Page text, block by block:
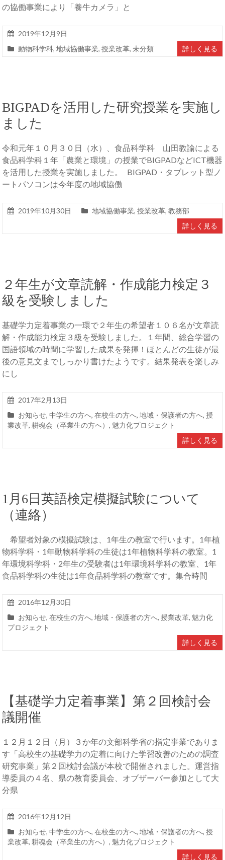
の協働事業により「養牛カメラ」と
2019年12月9日
動物科学科,地域協働事業,授業改革, 未分類 詳しく見る
BIGPADを活用した研究授業を実施し
ました
令和元年１０月３０日（水）、食品科学科 山田教諭による
食品科学科１年「農業と環境」の授業でBIGPADなどICT機器
を活用した授業を実施しました。 BIGPAD・タブレット型ノ
ートパソコンは今年度の地域協働
2019年10月30日 地域協働事業,授業改革,教務部
詳しく見る
２年生が文章読解・作成能力検定３
級を受験しました
基礎学力定着事業の一環で２年生の希望者１０６名が文章読
解・作成能力検定３級を受験しました。１年間、総合学習の
国語領域の時間に学習した成果を発揮！ほとんどの生徒が最
後の意見文までしっかり書けたようです。結果発表を楽しみ
にし
2017年2月13日
お知らせ,中学生の方へ,在校生の方へ,地域・保護者の方へ,授
業改革,耕魂会（卒業生の方へ）, 魅力化プロジェクト
詳しく見る
1月6日英語検定模擬試験について
（連絡）
希望者対象の模擬試験は、1年生の教室で行います。1年植
物科学科・1年動物科学科の生徒は1年植物科学科の教室。1
年環境科学科・2年生の受験者は1年環境科学科の教室、1年
食品科学科の生徒は1年食品科学科の教室です。集合時間
2016年12月30日
お知らせ,在校生の方へ,地域・保護者の方へ,授業改革, 魅力化
プロジェクト
詳しく見る
【基礎学力定着事業】第２回検討会
議開催
１２月１２日（月）３か年の文部科学省の指定事業でありま
す「高校生の基礎学力の定着に向けた学習改善のための調査
研究事業」第２回検討会議が本校で開催されました。運営指
導委員の４名、県の教育委員会、オブザーバー参加として大
分県
2016年12月12日
お知らせ,中学生の方へ,在校生の方へ,地域・保護者の方へ,授
業改革,耕魂会（卒業生の方へ）, 魅力化プロジェクト
詳しく見る